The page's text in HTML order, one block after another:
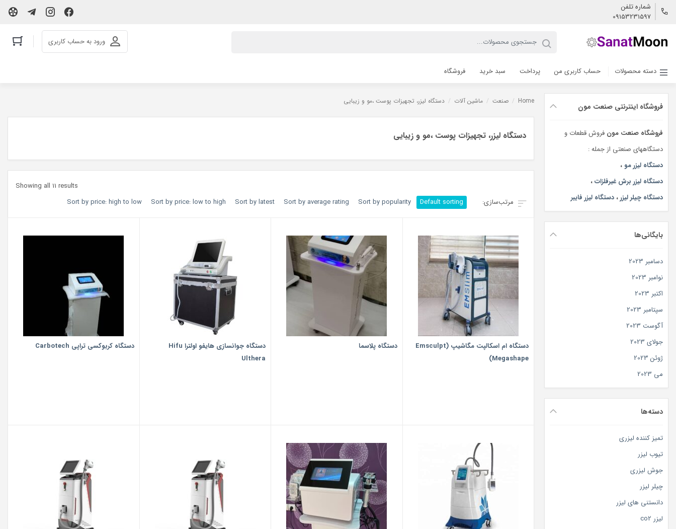
شماره تلفن
09153231597
ورود به حساب کاربری
دسته محصولات حساب کاربری من پرداخت سبد خرید فروشگاه
فروشگاه اینترنتی صنعت مون
فروشگاه صنعت مون فروش قطعات و
دستگاههای صنعتی از جمله :
دستگاه لیزر مو ،
دستگاه لیزر برش غیرفلزات،
دستگاه چیلر لیزر، دستگاه لیزر فایبر
بایگانی‌ها
دسامبر 2023
نوامبر 2023
اکتبر 2023
سپتامبر 2023
آگوست 2023
جولای 2023
ژوئن 2023
می 2023
دسته‌ها
تمیز کننده لیزری
تیوب لیزر
جوش لیزری
چیلر لیزر
دانستنی های لیزر
لیزر co2
Home
/ صنعت / ماشین آلات / دستگاه لیزر، تجهیزات پوست ،مو و زیبایی
دستگاه لیزر، تجهیزات پوست ،مو و زیبایی
Showing all 11 results
Default sorting
Sort by popularity
Sort by average rating
Sort by latest
Sort by price: low to high
Sort by price: high to low
دستگاه ام اسکالپت مگاشیپ (Emsculpt
Megashape)
دستگاه پلاسما
دستگاه جوانسازی هایفو اولترا Hifu
Ulthera
دستگاه كربوكسی تراپی Carbotech